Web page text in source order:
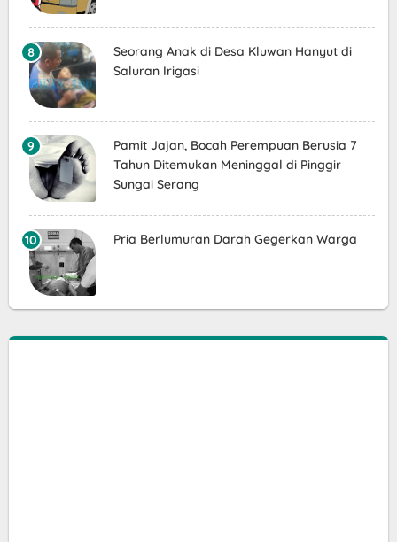
Seorang Anak di Desa Kluwan Hanyut di
Saluran Irigasi
Pamit Jajan, Bocah Perempuan Berusia 7
Tahun Ditemukan Meninggal di Pinggir
Sungai Serang
Pria Berlumuran Darah Gegerkan Warga